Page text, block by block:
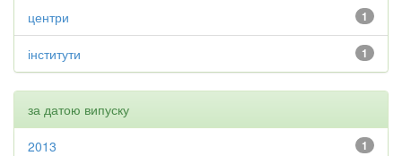
1
центри
1
інститути
за датою випуску
1
2013